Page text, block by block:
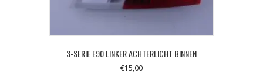
3-SERIE E90 LINKER ACHTERLICHT BINNEN
€15,00